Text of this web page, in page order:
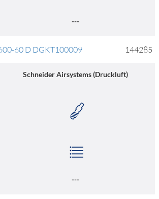
---
60 D DGKT100009 144285
Schneider Airsystems (Druckluft)
---